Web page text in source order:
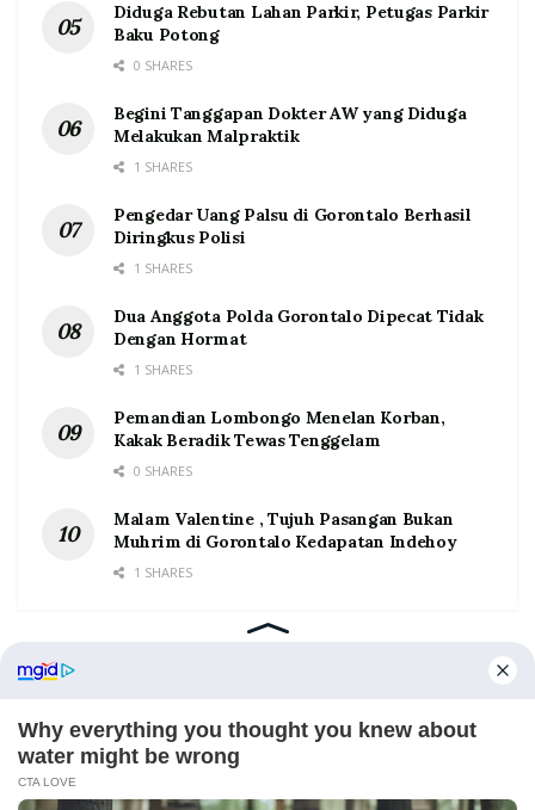
Diduga Rebutan Lahan Parkir, Petugas Parkir
Baku Potong
0 SHARES
Begini Tanggapan Dokter AW yang Diduga
Melakukan Malpraktik
1 SHARES
Pengedar Uang Palsu di Gorontalo Berhasil
Diringkus Polisi
1 SHARES
Dua Anggota Polda Gorontalo Dipecat Tidak
Dengan Hormat
1 SHARES
Pemandian Lombongo Menelan Korban,
Kakak Beradik Tewas Tenggelam
0 SHARES
Malam Valentine , Tujuh Pasangan Bukan
Muhrim di Gorontalo Kedapatan Indehoy
1 SHARES
Home Tentang Kontak Redaksi Pedoman Media Siber